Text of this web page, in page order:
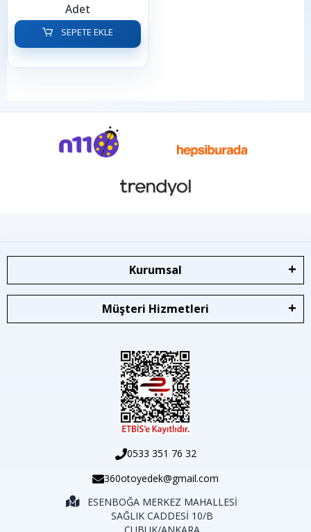
Adet
SEPETE EKLE
Kurumsal
Müşteri Hizmetleri
0533 351 76 32
360otoyedek@gmail.com
ESENBOĞA MERKEZ MAHALLESİ
SAĞLIK CADDESİ 10/B